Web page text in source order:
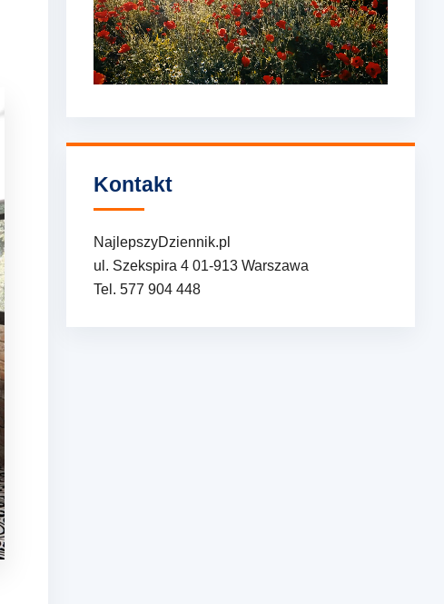
Kontakt
NajlepszyDziennik.pl
ul. Szekspira 4 01-913 Warszawa
Tel. 577 904 448